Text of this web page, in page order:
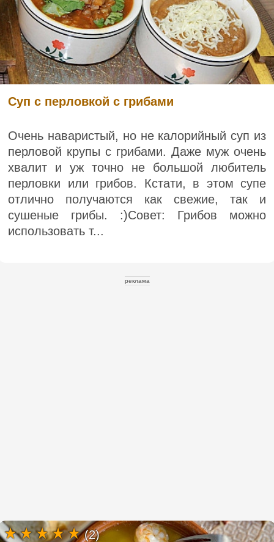
Суп с перловкой с грибами
Очень наваристый, но не калорийный суп из
перловой крупы с грибами. Даже муж очень
хвалит и уж точно не большой любитель
перловки или грибов. Кстати, в этом супе
отлично получаются как свежие, так и
сушеные грибы. :)Совет: Грибов можно
использовать т...
реклама
(2)